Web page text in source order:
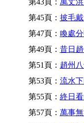
第45頁： 披毛
第47頁： 喚處
第49頁： 昔日
第51頁： 趙州
第53頁： 流水
第55頁： 終日
第57頁： 萬事